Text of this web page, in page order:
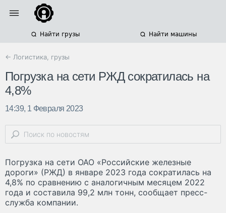
Найти грузы Найти машины
← Логистика, грузы
Погрузка на сети РЖД сократилась на
4,8%
14:39, 1 Февраля 2023
Погрузка на сети ОАО «Российские железные
дороги» (РЖД) в январе 2023 года сократилась на
4,8% по сравнению с аналогичным месяцем 2022
года и составила 99,2 млн тонн, сообщает пресс-
служба компании.